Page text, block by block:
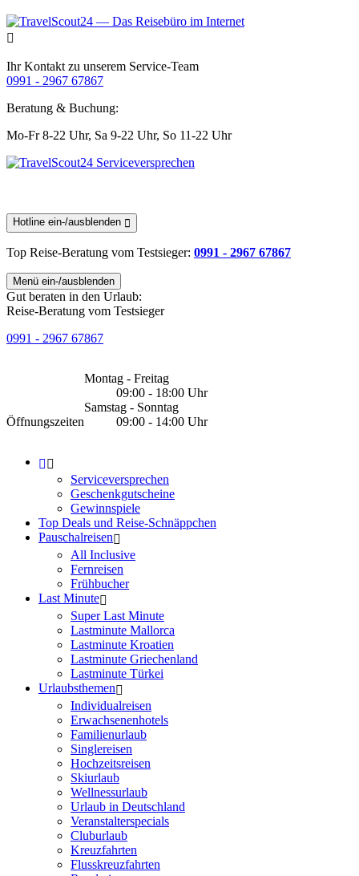
Ihr Kontakt zu unserem Service-Team
0991 - 2967 67867
Beratung & Buchung:
Mo-Fr 8-22 Uhr, Sa 9-22 Uhr, So 11-22 Uhr
Hotline ein-/ausblenden
Top Reise-Beratung vom Testsieger: 0991 - 2967 67867
Menü ein-/ausblenden
Gut beraten in den Urlaub:
Reise-Beratung vom Testsieger
0991 - 2967 67867
Öffnungszeiten
Montag - Freitag
09:00 - 18:00 Uhr
Samstag - Sonntag
09:00 - 14:00 Uhr
Serviceversprechen
Geschenkgutscheine
Gewinnspiele
Top Deals und Reise-Schnäppchen
Pauschalreisen
All Inclusive
Fernreisen
Frühbucher
Last Minute
Super Last Minute
Lastminute Mallorca
Lastminute Kroatien
Lastminute Griechenland
Lastminute Türkei
Urlaubsthemen
Individualreisen
Erwachsenenhotels
Familienurlaub
Singlereisen
Hochzeitsreisen
Skiurlaub
Wellnessurlaub
Urlaub in Deutschland
Veranstalterspecials
Cluburlaub
Kreuzfahrten
Flusskreuzfahrten